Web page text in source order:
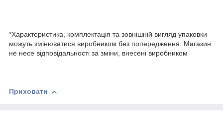
*Характеристика, комплектація та зовнішній вигляд упаковки
можуть змінюватися виробником без попередження. Магазин
не несе відповідальності за зміни, внесені виробником
Приховати